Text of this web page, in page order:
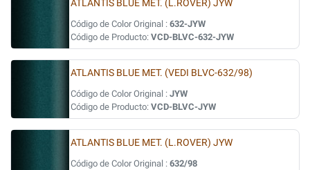
ATLANTIS BLUE MET. (L.ROVER) JYW
Código de Color Original : 632-JYW
Código de Producto: VCD-BLVC-632-JYW
ATLANTIS BLUE MET. (VEDI BLVC-632/98)
Código de Color Original : JYW
Código de Producto: VCD-BLVC-JYW
ATLANTIS BLUE MET. (L.ROVER) JYW
Código de Color Original : 632/98